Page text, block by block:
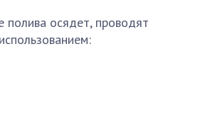
полива осядет, проводят